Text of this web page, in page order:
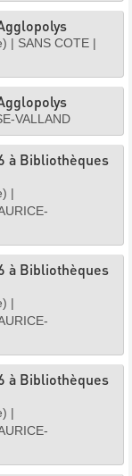
| SANS COTE |
VALLAND
à Bibliothèques
|
à Bibliothèques
|
à Bibliothèques
|